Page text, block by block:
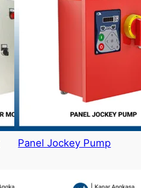
Panel Jockey Pump